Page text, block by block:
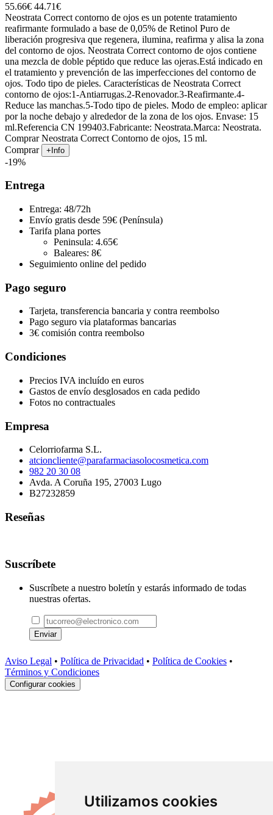
Utilizamos cookies
55.66€ 44.71€
Neostrata Correct contorno de ojos es un potente tratamiento
reafirmante formulado a base de 0,05% de Retinol Puro de
liberación progresiva que regenera, ilumina, reafirma y alisa la zona
del contorno de ojos. Neostrata Correct contorno de ojos contiene
una mezcla de doble péptido que reduce las ojeras.Está indicado en
el tratamiento y prevención de las imperfecciones del contorno de
ojos. Todo tipo de pieles. Características de Neostrata Correct
contorno de ojos:1-Antiarrugas.2-Renovador.3-Reafirmante.4-
Reduce las manchas.5-Todo tipo de pieles. Modo de empleo: aplicar
por la noche debajo y alrededor de la zona de los ojos. Envase: 15
ml.Referencia CN 199403.Fabricante: Neostrata.Marca: Neostrata.
Comprar Neostrata Correct Contorno de ojos, 15 ml.
Comprar
+Info
-19%
Entrega
Entrega: 48/72h
Envío gratis desde 59€ (Península)
Tarifa plana portes
Peninsula: 4.65€
Baleares: 8€
Seguimiento online del pedido
Pago seguro
Tarjeta, transferencia bancaria y contra reembolso
Pago seguro via plataformas bancarias
3€ comisión contra reembolso
Condiciones
Precios IVA incluído en euros
Gastos de envío desglosados en cada pedido
Fotos no contractuales
Empresa
Celorriofarma S.L.
atcioncliente@parafarmaciasolocosmetica.com
982 20 30 08
Avda. A Coruña 195, 27003 Lugo
B27232859
Reseñas
Suscríbete
Suscríbete a nuestro boletín y estarás informado de todas
nuestras ofertas.
Enviar
Aviso Legal • Política de Privacidad • Política de Cookies •
Términos y Condiciones
Configurar cookies